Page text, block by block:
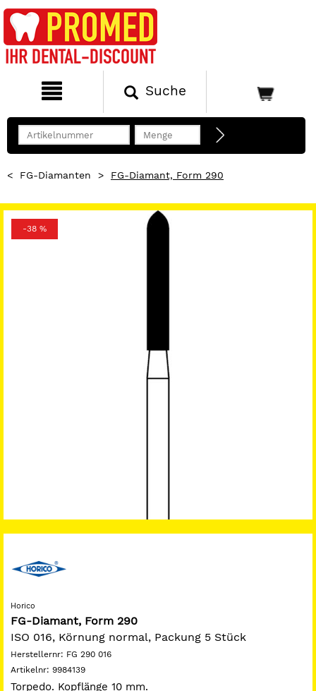
Suche
< FG-Diamanten > FG-Diamant, Form 290
-38 %
Horico
FG-Diamant, Form 290
ISO 016, Körnung normal, Packung 5 Stück
Herstellernr: FG 290 016
Artikelnr: 9984139
Torpedo. Kopflänge 10 mm.